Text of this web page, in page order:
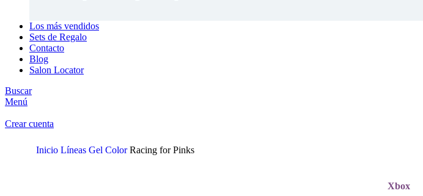
Los más vendidos
Sets de Regalo
Contacto
Blog
Salon Locator
Buscar
Menú
Crear cuenta
Inicio Líneas Gel ColorRacing for Pinks
Xbox